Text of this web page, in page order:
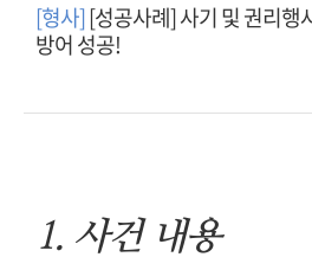
[형사][성공사례] 사기 및 권리행
방어 성공!
1. 사건 내용